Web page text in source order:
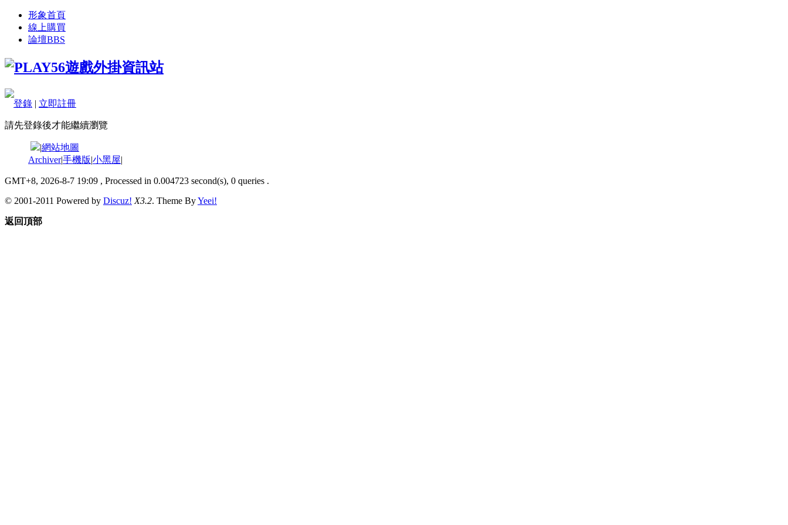
形象首頁
線上購買
論壇BBS
登錄 | 立即註冊
請先登錄後才能繼續瀏覽
|網站地圖
Archiver|手機版|小黑屋|
GMT+8, 2026-8-7 19:09 , Processed in 0.004723 second(s), 0 queries .
© 2001-2011 Powered by Discuz! X3.2. Theme ByYeei!
返回頂部